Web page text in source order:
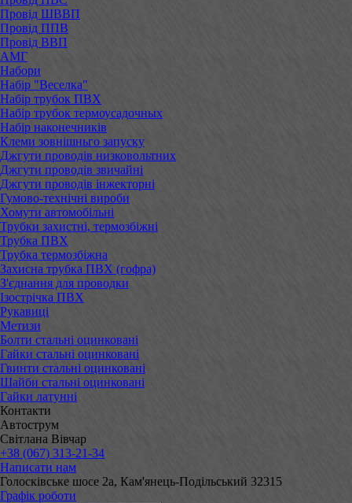
Провід ШВВП
Провід ППВ
Провід ВВП
АМГ
Набори
Набір "Веселка"
Набір трубок ПВХ
Набір трубок термоусадочных
Набір наконечників
Клеми зовнішньго запуску
Джгути проводів низковольтних
Джгути проводів звичайні
Джгути проводів інжекторні
Гумово-технічні вироби
Хомути автомобільні
Трубки захистні, термозбіжні
Трубка ПВХ
Трубка термозбіжна
Захисна трубка ПВХ (гофра)
З'єднання для проводки
Ізострічка ПВХ
Рукавиці
Метизи
Болти стальні оцинковані
Гайки стальні оцинковані
Гвинти стальні оцинковані
Шайби стальні оцинковані
Гайки латунні
Контакти
Автострум
Світлана Вівчар
+38 (067) 313-21-34
Написати нам
Голосківське шосе 2а, Кам'янець-Подільський 32315
Графік роботи